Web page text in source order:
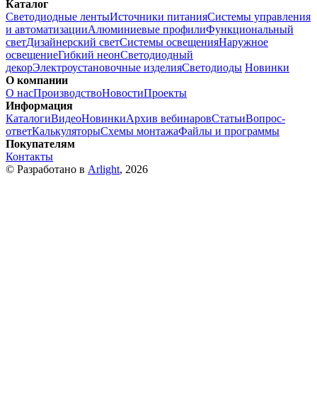
Каталог
Светодиодные лентыИсточники питанияСистемы управления
и автоматизацииАлюминиевые профилиФункциональный
светДизайнерский светСистемы освещенияНаружное
освещениеГибкий неонСветодиодный
декорЭлектроустановочные изделияСветодиоды Новинки
О компании
О насПроизводствоНовостиПроекты
Информация
КаталогиВидеоНовинкиАрхив вебинаровСтатьиВопрос-
ответКалькуляторыСхемы монтажаФайлы и программы
Покупателям
Контакты
© Разработано в Arlight, 2026